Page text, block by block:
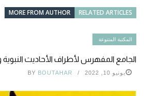
RELATED ARTICLES
MORE FROM AUTHOR
المكتبة المتنوعة
الجامع المفهرس لأطراف الأحاديث النبوية
يونيو 10, 2022 BY BOUTAHAR